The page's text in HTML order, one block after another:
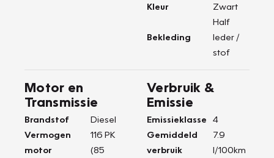
Kleur Zwart
Bekleding
Half
leder /
stof
Motor en
Transmissie
Brandstof
Diesel
Vermogen
motor
116 PK
(85
Verbruik &
Emissie
Emissieklasse
4
Gemiddeld
verbruik
7.9
l/100km